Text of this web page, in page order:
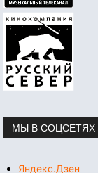
МЫ В СОЦСЕТЯХ
Яндекс.Дзен